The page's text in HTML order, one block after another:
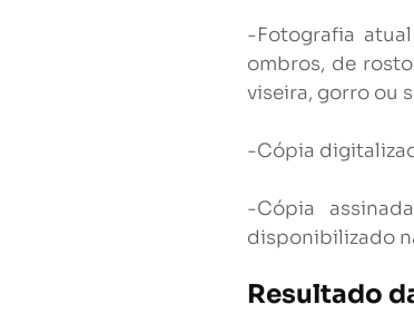
-Fotografia
ombros, de
viseira, gorro ou
-Cópia
-Cópia
disponibilizado
Resultado